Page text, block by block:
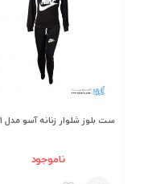
ست بلوز شلوار زنانه آسو مدل S361
ناموجود